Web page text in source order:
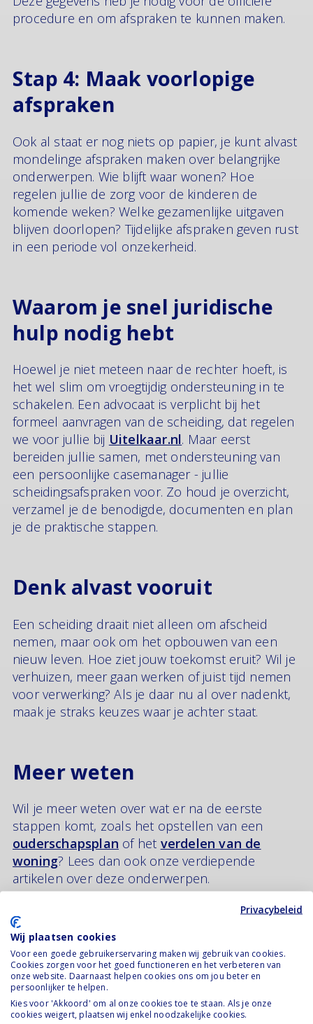
procedure en om afspraken te kunnen maken.
Stap 4: Maak voorlopige
afspraken
Ook al staat er nog niets op papier, je kunt alvast
mondelinge afspraken maken over belangrijke
onderwerpen. Wie blijft waar wonen? Hoe
regelen jullie de zorg voor de kinderen de
komende weken? Welke gezamenlijke uitgaven
blijven doorlopen? Tijdelijke afspraken geven rust
in een periode vol onzekerheid.
Waarom je snel juridische
hulp nodig hebt
Hoewel je niet meteen naar de rechter hoeft, is
het wel slim om vroegtijdig ondersteuning in te
schakelen. Een advocaat is verplicht bij het
formeel aanvragen van de scheiding, dat regelen
we voor jullie bij Uitelkaar.nl. Maar eerst
bereiden jullie samen, met ondersteuning van
een persoonlijke casemanager - jullie
scheidingsafspraken voor. Zo houd je overzicht,
verzamel je de benodigde, documenten en plan
je de praktische stappen.
Denk alvast vooruit
Een scheiding draait niet alleen om afscheid
nemen, maar ook om het opbouwen van een
nieuw leven. Hoe ziet jouw toekomst eruit? Wil je
verhuizen, meer gaan werken of juist tijd nemen
voor verwerking? Als je daar nu al over nadenkt,
maak je straks keuzes waar je achter staat.
Meer weten
Wil je meer weten over wat er na de eerste
stappen komt, zoals het opstellen van een
ouderschapsplan of het verdelen van de
woning? Lees dan ook onze verdiepende
artikelen over deze onderwerpen.
Sta je aan het begin van het proces en wil je
precies weten hoe je een scheiding aanvraagt,
welke documenten je nodig hebt en wat je opties
zijn? Lees dan ook ons artikel: Scheiding
aanvragen: alles wat je moet weten.
En vergeet niet: zorg ook goed voor jezelf. Een
Privacybeleid
Wij plaatsen cookies
Voor een goede gebruikerservaring maken wij gebruik van cookies.
Cookies zorgen voor het goed functioneren en het verbeteren van
onze website. Daarnaast helpen cookies ons om jou beter en
persoonlijker te helpen.
Kies voor 'Akkoord' om al onze cookies toe te staan. Als je onze
cookies weigert, plaatsen wij enkel noodzakelijke cookies.